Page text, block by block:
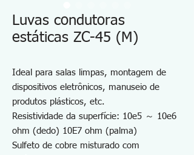
Luvas condutoras
estáticas ZC-45 (M)
Ideal para salas limpas, montagem de
dispositivos eletrônicos, manuseio de
produtos plásticos, etc.
Resistividade da superfície: 10e5 ～ 10e6
ohm (dedo) 10E7 ohm (palma)
Sulfeto de cobre misturado com